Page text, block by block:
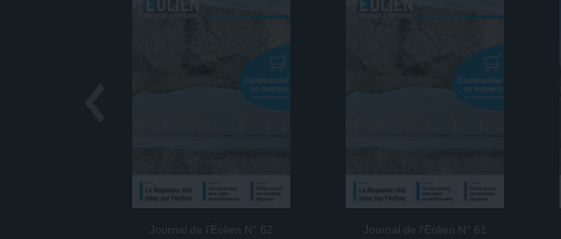
Journal de l’Éolien N° 62 Journal de l’Éolien N° 61